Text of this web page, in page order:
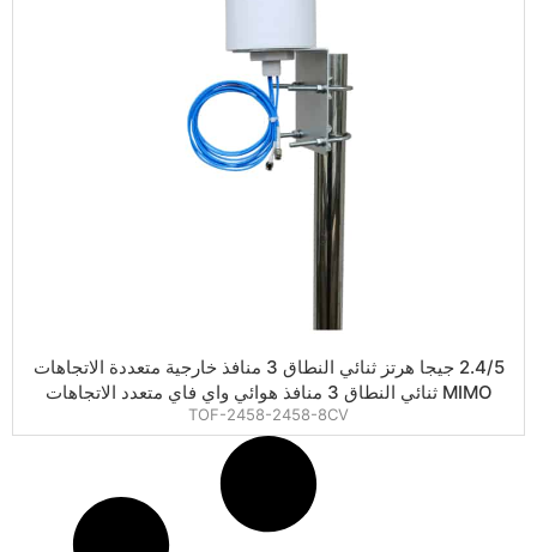
2.4/5 جيجا هرتز ثنائي النطاق 3 منافذ خارجية متعددة الاتجاهات
MIMO ثنائي النطاق 3 منافذ هوائي واي فاي متعدد الاتجاهات
TOF-2458-2458-8CV